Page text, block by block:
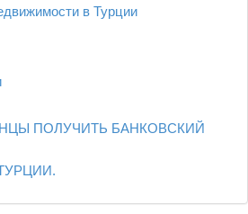
в Турции
ПОЛУЧИТЬ БАНКОВСКИЙ